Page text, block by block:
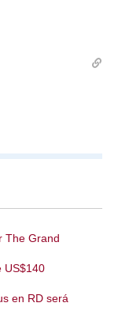
The Grand
US$140
en RD será